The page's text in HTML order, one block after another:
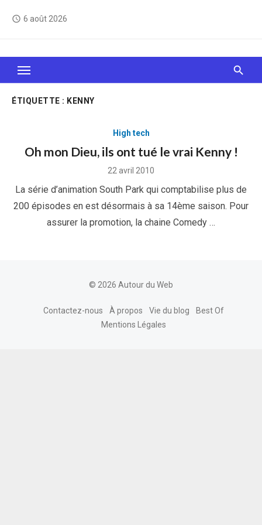
access_time 6 août 2026
Le Web, c'est comme une boîte de chocolats… On
sait jamais sur quoi on va tomber !
ÉTIQUETTE : KENNY
High tech
Oh mon Dieu, ils ont tué le vrai Kenny !
Posted
22 avril 2010
La série d’animation South Park qui comptabilise plus de
200 épisodes en est désormais à sa 14ème saison. Pour
assurer la promotion, la chaine Comedy …
© 2026 Autour du Web
Contactez-nous À propos Vie du blog
Best Of
Mentions Légales